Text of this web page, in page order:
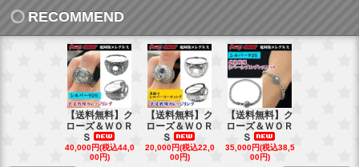
RECOMMEND
【送料無料】ク
ローズ＆ＷＯＲ
Ｓ
40,000円(税込44,0
00円)
【送料無料】ク
ローズ＆ＷＯＲ
Ｓ
20,000円(税込22,0
00円)
【送料無料】ク
ローズ＆ＷＯＲ
Ｓ
35,000円(税込38,5
00円)